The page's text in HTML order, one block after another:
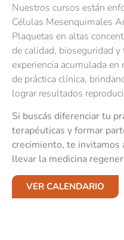
Nuestros cursos están
Células Mesenquimales
Plaquetas en altas
de calidad, bioseguridad
experiencia acumulada
de práctica clínica,
lograr resultados
Si buscás diferenciar tu
terapéuticas y formar
crecimiento, te invitamos
llevar la medicina
VER CALENDARIO